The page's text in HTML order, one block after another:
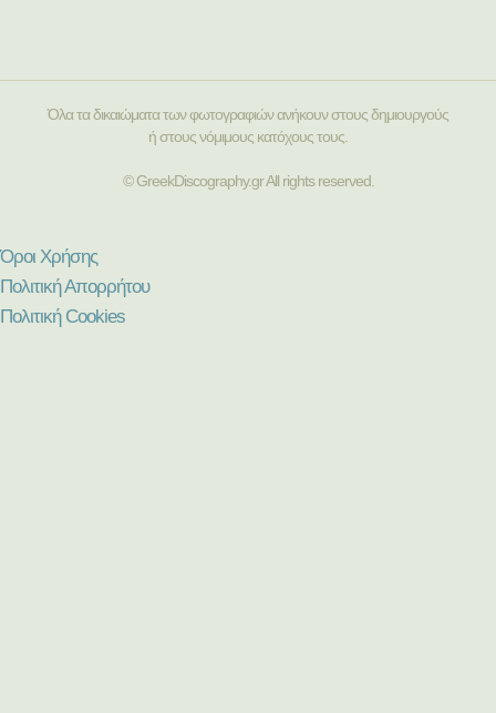
Όλα τα δικαιώματα των φωτογραφιών ανήκουν στους δημιουργούς
ή στους νόμιμους κατόχους τους.
© GreekDiscography.gr All rights reserved.
Όροι Χρήσης
Πολιτική Απορρήτου
Πολιτική Cookies